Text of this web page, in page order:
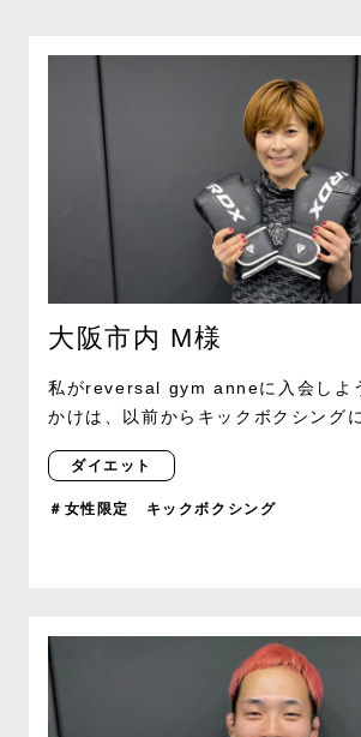
大阪市内 M様
私がreversal gym anneに入会しよ
かけは、以前からキックボクシング
ダイエット
＃女性限定 キックボクシング